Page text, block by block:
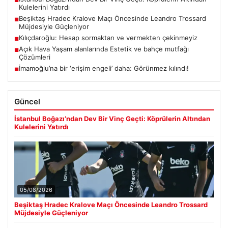
Kulelerini Yatırdı
■Beşiktaş Hradec Kralove Maçı Öncesinde Leandro Trossard
Müjdesiyle Güçleniyor
■Kılıçdaroğlu: Hesap sormaktan ve vermekten çekinmeyiz
■Açık Hava Yaşam alanlarında Estetik ve bahçe mutfağı
Çözümleri
■İmamoğlu’na bir ‘erişim engeli’ daha: Görünmez kılındı!
Güncel
İstanbul Boğazı’ndan Dev Bir Vinç Geçti: Köprülerin Altından
Kulelerini Yatırdı
05/08/2026
Beşiktaş Hradec Kralove Maçı Öncesinde Leandro Trossard
Müjdesiyle Güçleniyor